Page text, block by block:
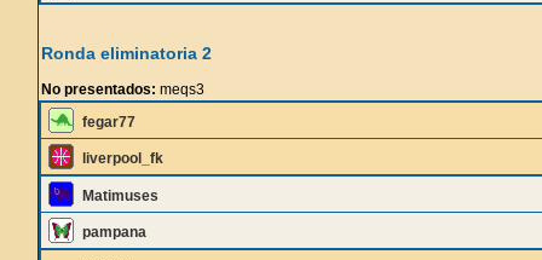
Ronda eliminatoria 2
No presentados: meqs3
fegar77
liverpool_fk
Matimuses
pampana